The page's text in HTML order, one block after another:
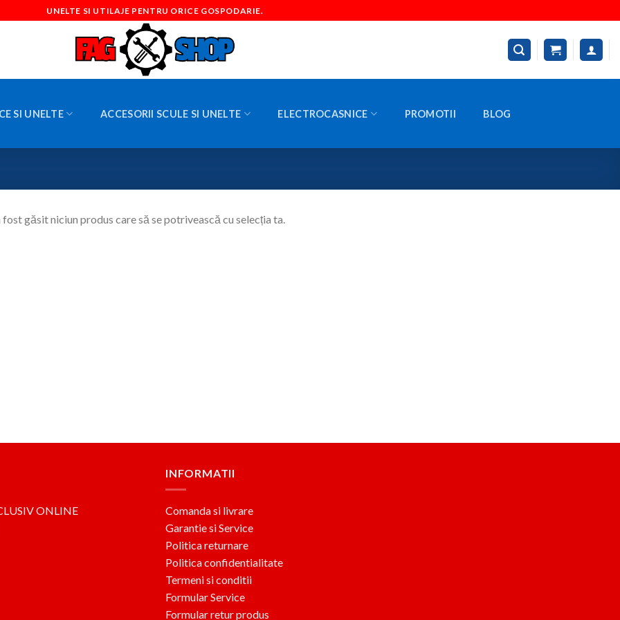
UNELTE SI UTILAJE PENTRU ORICE GOSPODARIE.
SI UNELTE ACCESORII SCULE SI UNELTE ELECTROCASNICE PROMOTII BLOG
fost găsit niciun produs care să se potrivească cu selecția ta.
ONLINE
INFORMATII
Comanda si livrare
Garantie si Service
Politica returnare
Politica confidentialitate
Termeni si conditii
Formular Service
Formular retur produs